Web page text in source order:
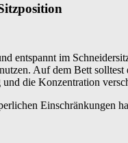
entspannt im
Auf dem Bett
die Konzentration
Einschränkungen